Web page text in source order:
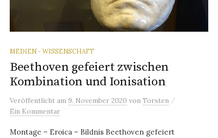
MEDIEN - WISSENSCHAFT
Beethoven gefeiert zwischen
Kombination und Ionisation
Veröffentlicht am 9. November 2020 von Torsten /
Ein Kommentar
Montage – Eroica – Bildnis Beethoven gefeiert